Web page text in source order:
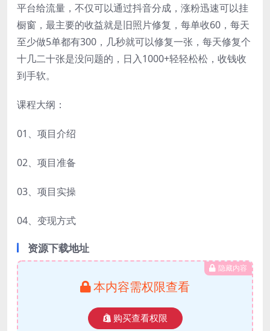
平台给流量，不仅可以通过抖音分成，涨粉迅速可以挂
橱窗，最主要的收益就是旧照片修复，每单收60，每天
至少做5单都有300，几秒就可以修复一张，每天修复个
十几二十张是没问题的，日入1000+轻轻松松，收钱收
到手软。
课程大纲：
01、项目介绍
02、项目准备
03、项目实操
04、变现方式
资源下载地址
隐藏内容
本内容需权限查看
购买查看权限